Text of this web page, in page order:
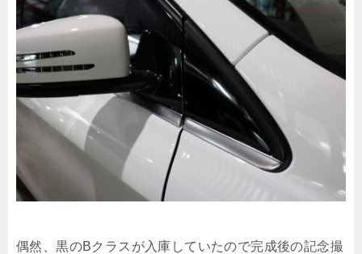
偶然、黒のBクラスが入庫していたので完成後の記念撮